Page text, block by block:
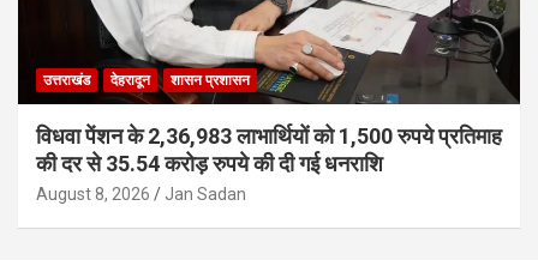
उत्तराखंड देहरादून शासन प्रशासन
विधवा पेंशन के 2,36,983 लाभार्थियों को 1,500 रुपये प्रतिमाह
की दर से 35.54 करोड़ रुपये की दी गई धनराशि
August 8, 2026 Jan Sadan